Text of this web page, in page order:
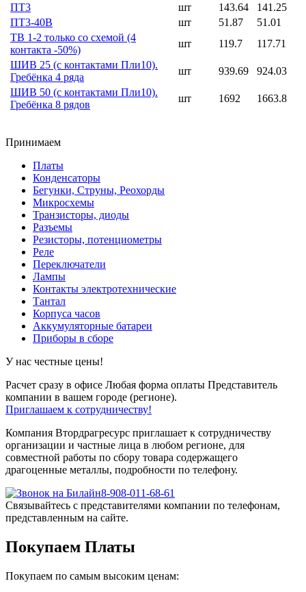
ПТ3
шт 143.64
141.25
ПТ3-40В
шт 51.87
51.01
ТВ 1-2 только со схемой (4
контакта -50%)
шт 119.7
117.71
ШИВ 25 (с контактами Пли10).
Гребёнка 4 ряда
шт 939.69
924.03
ШИВ 50 (с контактами Пли10).
Гребёнка 8 рядов
шт 1692 1663.8
Принимаем
Платы
Конденсаторы
Бегунки, Струны, Реохорды
Микросхемы
Транзисторы, диоды
Разъемы
Резисторы, потенциометры
Реле
Переключатели
Лампы
Контакты электротехнические
Тантал
Корпуса часов
Аккумуляторные батареи
Приборы в сборе
У нас честные цены!
Расчет сразу в офисе Любая форма оплаты Представитель
компании в вашем городе (регионе).
Приглашаем к сотрудничеству!
Компания Втордрагресурс приглашает к сотрудничеству
организации и частные лица в любом регионе, для
совместной работы по сбору товара содержащего
драгоценные металлы, подробности по телефону.
8-908-011-68-61
Связывайтесь с представителями компании по телефонам,
представленным на сайте.
Покупаем Платы
Покупаем по самым высоким ценам: